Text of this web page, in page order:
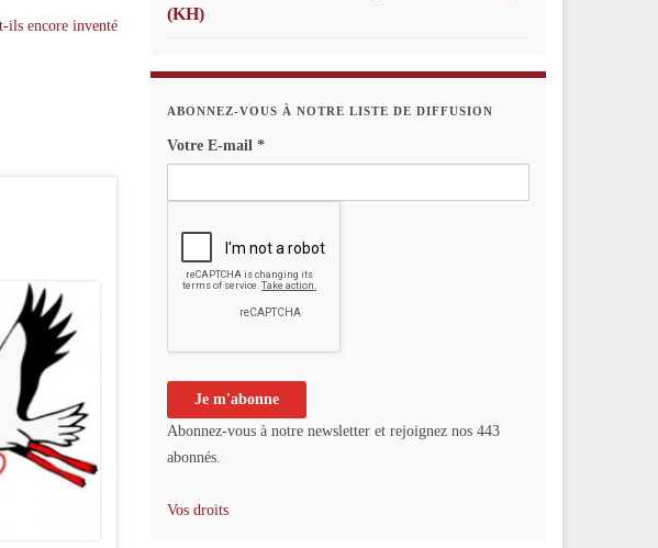
ils encore inventé
(KH)
ABONNEZ-VOUS À NOTRE LISTE DE DIFFUSION
Votre E-mail *
Abonnez-vous à notre newsletter et rejoignez nos 443
abonnés.
Vos droits